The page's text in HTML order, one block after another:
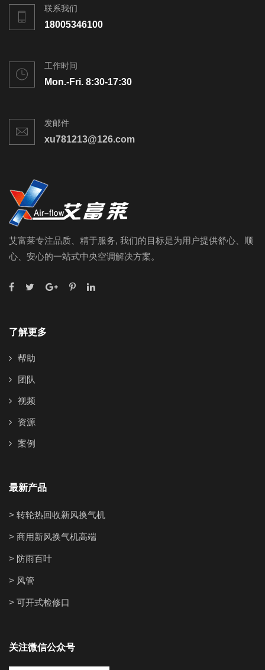
联系我们
18005346100
工作时间
Mon.-Fri. 8:30-17:30
发邮件
xu781213@126.com
艾富莱专注品质、精于服务, 我们的目标是为用户提供舒心、顺
心、安心的一站式中央空调解决方案。
了解更多
帮助
团队
视频
资源
案例
最新产品
> 转轮热回收新风换气机
> 商用新风换气机高端
> 防雨百叶
> 风管
> 可开式检修口
关注微信公众号